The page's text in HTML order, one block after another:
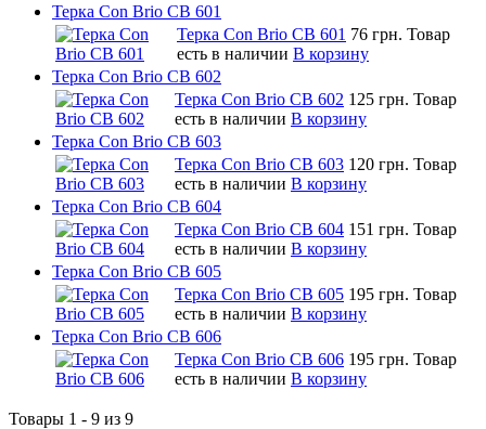
Терка Con Brio CB 601
Терка Con Brio CB 601 76 грн. Товар
есть в наличии В корзину
Терка Con Brio CB 602
Терка Con Brio CB 602 125 грн. Товар
есть в наличии В корзину
Терка Con Brio CB 603
Терка Con Brio CB 603 120 грн. Товар
есть в наличии В корзину
Терка Con Brio CB 604
Терка Con Brio CB 604 151 грн. Товар
есть в наличии В корзину
Терка Con Brio CB 605
Терка Con Brio CB 605 195 грн. Товар
есть в наличии В корзину
Терка Con Brio CB 606
Терка Con Brio CB 606 195 грн. Товар
есть в наличии В корзину
Товары 1 - 9 из 9